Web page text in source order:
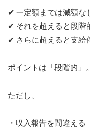
✔ 一定額までは減額な
✔ それを超えると段階
✔ さらに超えると支給
ポイントは「段階的」。
ただし、
・収入報告を間違える